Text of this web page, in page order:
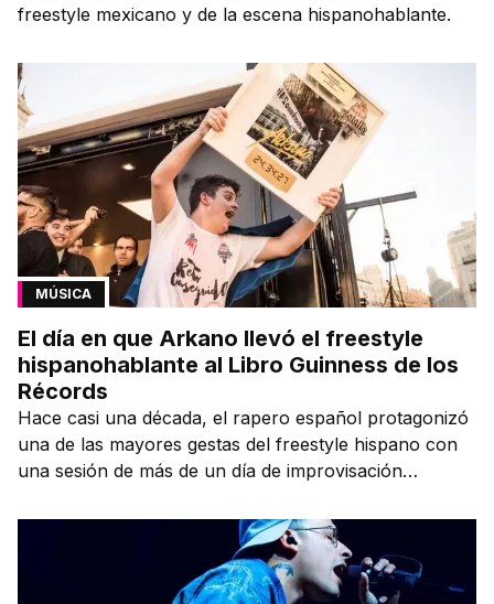
freestyle mexicano y de la escena hispanohablante.
MÚSICA
El día en que Arkano llevó el freestyle
hispanohablante al Libro Guinness de los
Récords
Hace casi una década, el rapero español protagonizó
una de las mayores gestas del freestyle hispano con
una sesión de más de un día de improvisación